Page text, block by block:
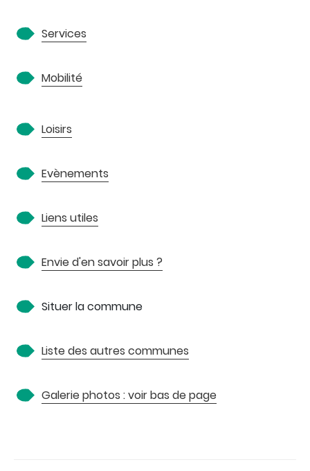
Services
Mobilité
Loisirs
Evènements
Liens utiles
Envie d'en savoir plus ?
Situer la commune
Liste des autres communes
Galerie photos : voir bas de page